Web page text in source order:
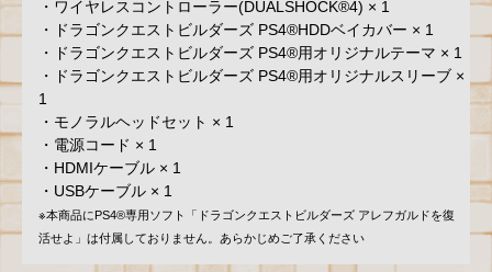
・ワイヤレスコントローラー(DUALSHOCK®4) × 1
・ドラゴンクエストビルダーズ PS4®HDDベイカバー × 1
・ドラゴンクエストビルダーズ PS4®用オリジナルテーマ × 1
・ドラゴンクエストビルダーズ PS4®用オリジナルスリーブ ×
1
・モノラルヘッドセット × 1
・電源コード × 1
・HDMIケーブル × 1
・USBケーブル × 1
※本商品にPS4®専用ソフト「ドラゴンクエストビルダーズ アレフガルドを復
活せよ」は付属しておりません。あらかじめご了承ください